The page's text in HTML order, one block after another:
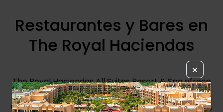
Restaurantes y Bares en
The Royal Haciendas
The Royal Haciendas All Suites Resort & Spa ofrece
una amplia variedad de opciones gastronómicas,
desde restaurantes de cocina tradicional Mexicana,
×